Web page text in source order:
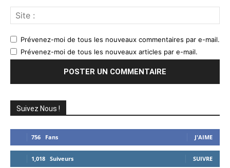
:
Prévenez-moi de tous les nouveaux commentaires par e-mail.
Prévenez-moi de tous les nouveaux articles par e-mail.
Suivez Nous !
756 Fans J'AIME
1,018 Suiveurs SUIVRE